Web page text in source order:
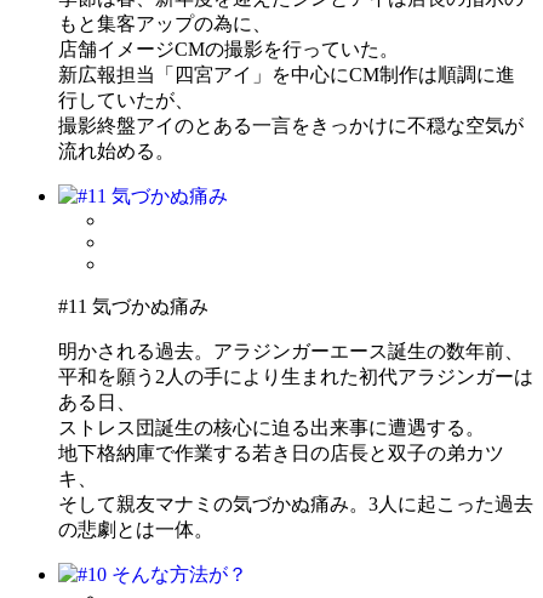
もと集客アップの為に、
店舗イメージCMの撮影を行っていた。
新広報担当「四宮アイ」を中心にCM制作は順調に進
行していたが、
撮影終盤アイのとある一言をきっかけに不穏な空気が
流れ始める。
#11 気づかぬ痛み
明かされる過去。アラジンガーエース誕生の数年前、
平和を願う2人の手により生まれた初代アラジンガーは
ある日、
ストレス団誕生の核心に迫る出来事に遭遇する。
地下格納庫で作業する若き日の店長と双子の弟カツ
キ、
そして親友マナミの気づかぬ痛み。3人に起こった過去
の悲劇とは一体。